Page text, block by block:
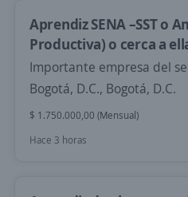
Aprendiz SENA –SST o
Productiva) o cerca a
Importante empresa del
Bogotá, D.C., Bogotá, D.C.
$ 1.750.000,00 (Mensual)
Hace 3 horas